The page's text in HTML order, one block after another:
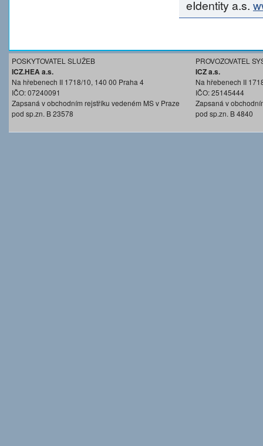
eIdentity a.s.
POSKYTOVATEL SLUŽEB
ICZ.HEA a.s.
Na hřebenech II 1718/10, 140 00 Praha 4
IČO: 07240091
Zapsaná v obchodním rejstříku vedeném MS v Praze
pod sp.zn. B 23578
PROVOZOVATEL
ICZ a.s.
Na hřebenech II
IČO: 25145444
Zapsaná v
pod sp.zn. B 4840